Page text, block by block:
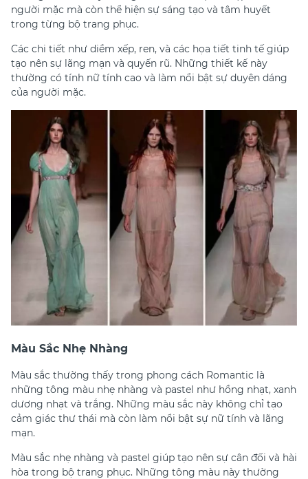
người mặc mà còn thể hiện sự sáng tạo và tâm huyết
trong từng bộ trang phục.
Các chi tiết như diềm xếp, ren, và các họa tiết tinh tế giúp
tạo nên sự lãng mạn và quyến rũ. Những thiết kế này
thường có tính nữ tính cao và làm nổi bật sự duyên dáng
của người mặc.
Màu Sắc Nhẹ Nhàng
Màu sắc thường thấy trong phong cách Romantic là
những tông màu nhẹ nhàng và pastel như hồng nhạt, xanh
dương nhạt và trắng. Những màu sắc này không chỉ tạo
cảm giác thư thái mà còn làm nổi bật sự nữ tính và lãng
mạn.
Màu sắc nhẹ nhàng và pastel giúp tạo nên sự cân đối và hài
hòa trong bộ trang phục. Những tông màu này thường